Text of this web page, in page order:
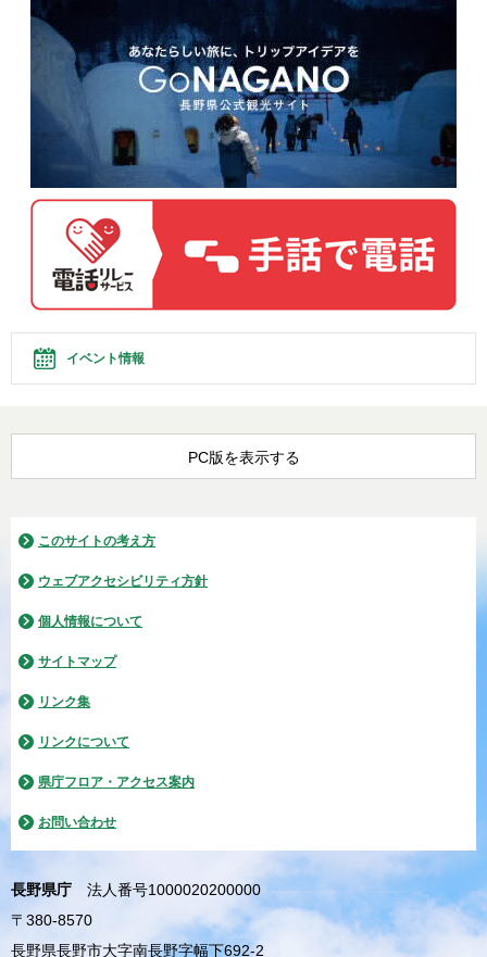
イベント情報
PC版を表示する
このサイトの考え方
ウェブアクセシビリティ方針
個人情報について
サイトマップ
リンク集
リンクについて
県庁フロア・アクセス案内
お問い合わせ
長野県庁
法人番号1000020200000
〒380-8570
長野県長野市大字南長野字幅下692-2